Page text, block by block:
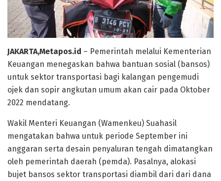
JAKARTA,Metapos.id – Pemerintah melalui Kementerian
Keuangan menegaskan bahwa bantuan sosial (bansos)
untuk sektor transportasi bagi kalangan pengemudi
ojek dan sopir angkutan umum akan cair pada Oktober
2022 mendatang.
Wakil Menteri Keuangan (Wamenkeu) Suahasil
mengatakan bahwa untuk periode September ini
anggaran serta desain penyaluran tengah dimatangkan
oleh pemerintah daerah (pemda). Pasalnya, alokasi
bujet bansos sektor transportasi diambil dari dari dana